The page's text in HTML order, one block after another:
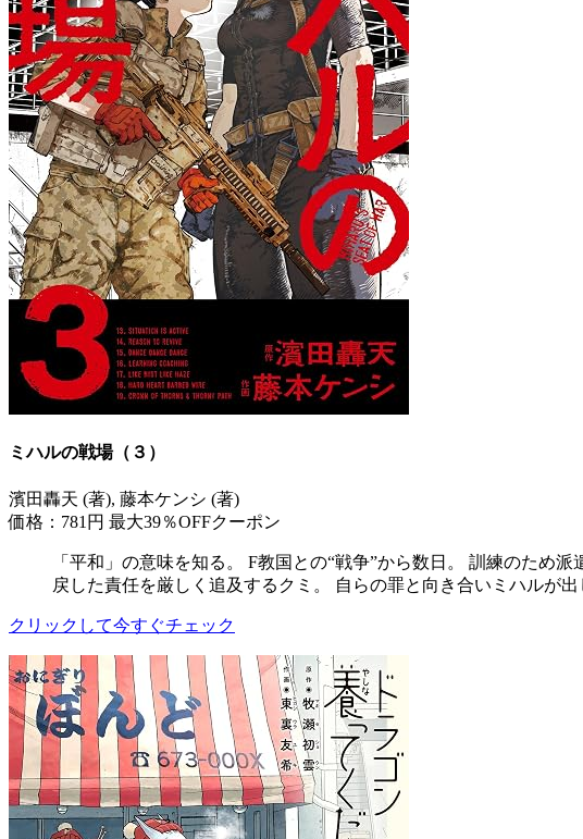
ミハルの戦場（３）
濱田轟天 (著), 藤本ケンシ (著)
価格：781円 最大39％OFFクーポン
「平和」の意味を知る。 F教国との“戦争”から数日。 訓練のため
戻した責任を厳しく追及するクミ。 自らの罪と向き合いミハルが
クリックして今すぐチェック